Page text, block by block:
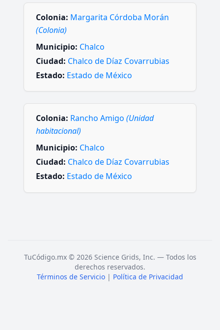
Colonia: Margarita Córdoba Morán
(Colonia)
Municipio: Chalco
Ciudad: Chalco de Díaz Covarrubias
Estado: Estado de México
Colonia: Rancho Amigo (Unidad
habitacional)
Municipio: Chalco
Ciudad: Chalco de Díaz Covarrubias
Estado: Estado de México
TuCódigo.mx © 2026 Science Grids, Inc. — Todos los
derechos reservados.
Términos de Servicio | Política de Privacidad